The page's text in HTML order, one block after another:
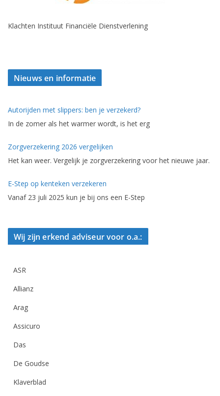
Klachten Instituut Financiële Dienstverlening
Nieuws en informatie
Autorijden met slippers: ben je verzekerd?
In de zomer als het warmer wordt, is het erg
Zorgverzekering 2026 vergelijken
Het kan weer. Vergelijk je zorgverzekering voor het nieuwe jaar.
E-Step op kenteken verzekeren
Vanaf 23 juli 2025 kun je bij ons een E-Step
Wij zijn erkend adviseur voor o.a.:
ASR
Allianz
Arag
Assicuro
Das
De Goudse
Klaverblad